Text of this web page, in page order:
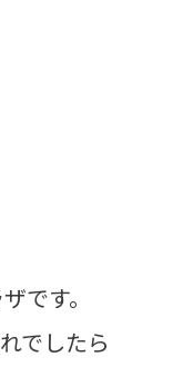
です。
でしたら